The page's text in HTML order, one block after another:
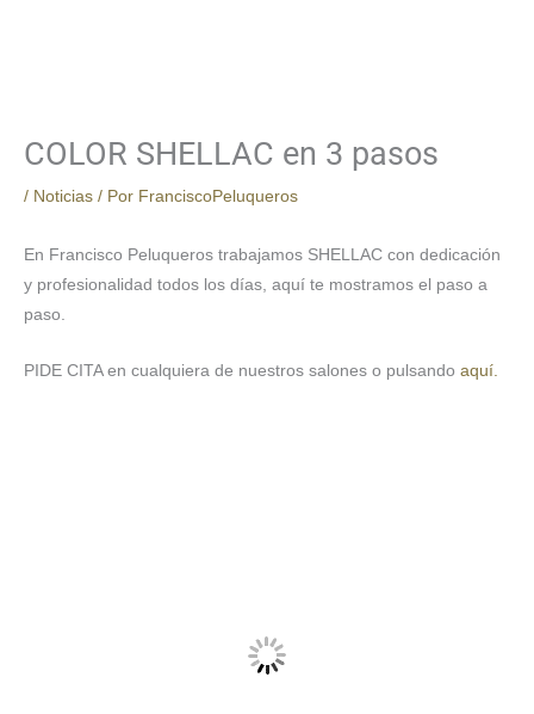
COLOR SHELLAC en 3 pasos
/ Noticias / Por FranciscoPeluqueros
En Francisco Peluqueros trabajamos SHELLAC con dedicación
y profesionalidad todos los días, aquí te mostramos el paso a
paso.
PIDE CITA en cualquiera de nuestros salones o pulsando aquí.